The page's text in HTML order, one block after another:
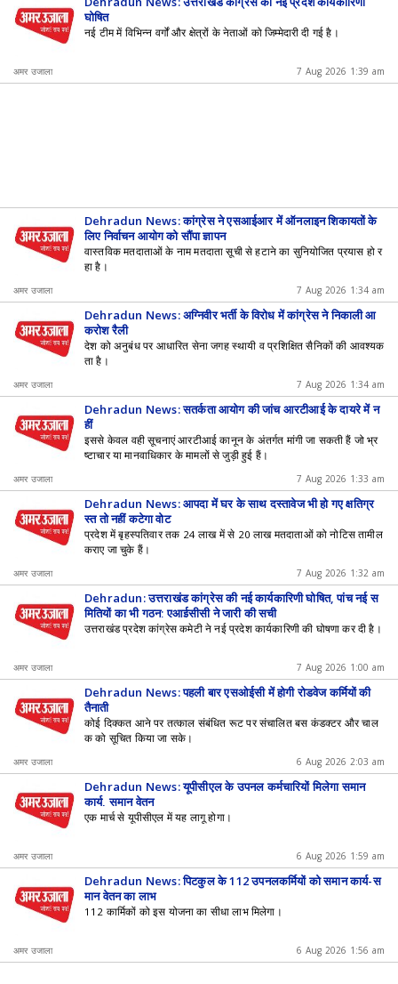
घोषित
नई टीम में विभिन्न वर्गों और क्षेत्रों के नेताओं को जिम्मेदारी दी गई है।
अमर उजाला 7 Aug 2026 1:39 am
Dehradun News: कांग्रेस ने एसआईआर में ऑनलाइन शिकायतों के
लिए निर्वाचन आयोग को सौंपा ज्ञापन
वास्तविक मतदाताओं के नाम मतदाता सूची से हटाने का सुनियोजित प्रयास हो र
हा है।
अमर उजाला 7 Aug 2026 1:34 am
Dehradun News: अग्निवीर भर्ती के विरोध में कांग्रेस ने निकाली आ
क्रोश रैली
देश को अनुबंध पर आधारित सेना जगह स्थायी व प्रशिक्षित सैनिकों की आवश्यक
ता है।
अमर उजाला 7 Aug 2026 1:34 am
Dehradun News: सतर्कता आयोग की जांच आरटीआई के दायरे में न
हीं
इससे केवल वही सूचनाएं आरटीआई कानून के अंतर्गत मांगी जा सकती हैं जो भ्र
ष्टाचार या मानवाधिकार के मामलों से जुड़ी हुई हैं।
अमर उजाला 7 Aug 2026 1:33 am
Dehradun News: आपदा में घर के साथ दस्तावेज भी हो गए क्षतिग्र
स्त तो नहीं कटेगा वोट
प्रदेश में बृहस्पतिवार तक 24 लाख में से 20 लाख मतदाताओं को नोटिस तामील
कराए जा चुके हैं।
अमर उजाला 7 Aug 2026 1:32 am
Dehradun: उत्तराखंड कांग्रेस की नई कार्यकारिणी घोषित, पांच नई स
मितियों का भी गठन; एआईसीसी ने जारी की सूची
उत्तराखंड प्रदेश कांग्रेस कमेटी ने नई प्रदेश कार्यकारिणी की घोषणा कर दी है।
अमर उजाला 7 Aug 2026 1:00 am
Dehradun News: पहली बार एसओईसी में होगी रोडवेज कर्मियों की
तैनाती
कोई दिक्कत आने पर तत्काल संबंधित रूट पर संचालित बस कंडक्टर और चाल
क को सूचित किया जा सके।
अमर उजाला 6 Aug 2026 2:03 am
Dehradun News: यूपीसीएल के उपनल कर्मचारियों मिलेगा समान
कार्य, समान वेतन
एक मार्च से यूपीसीएल में यह लागू होगा।
अमर उजाला 6 Aug 2026 1:59 am
Dehradun News: पिटकुल के 112 उपनलकर्मियों को समान कार्य-स
मान वेतन का लाभ
112 कार्मिकों को इस योजना का सीधा लाभ मिलेगा।
अमर उजाला 6 Aug 2026 1:56 am